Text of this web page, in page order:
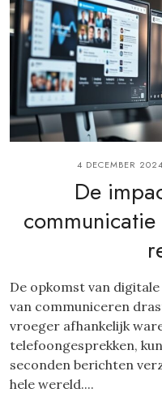
4 DECEMBER 2024
De
De opkomst van
van communiceren
vroeger afhankelijk
telefoongesprekken,
seconden berichten
hele wereld....